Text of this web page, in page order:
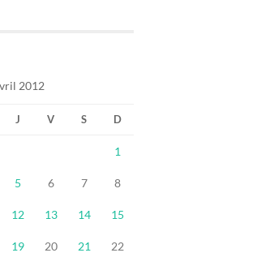
2012
J V S D
1
5 6 7 8
12 13 14 15
19 20 21 22